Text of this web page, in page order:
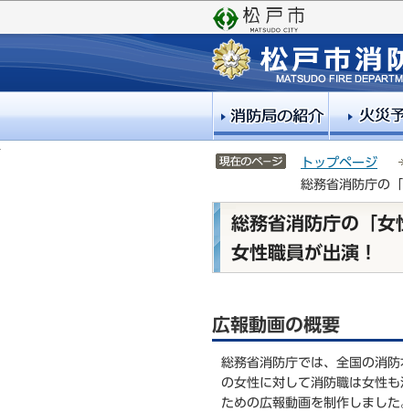
ペ
ー
ジ
頭
ト
メ
ニ
こ
サイトメニューここまで
トップページ
総務省消防庁の
本
こ
総務省消防庁の「女
女性職員が出演！
広報動画の概要
総務省消防庁では、全国の消
の女性に対して消防職は女性
ための広報動画を制作しました